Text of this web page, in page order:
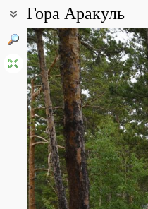
Гора Аракуль
Coordinates:
55° 59′ 06.62″ N, 60°
Point description:
Гора Аракуль
границы Южного
Массив разделяется
All photos(36) Photos